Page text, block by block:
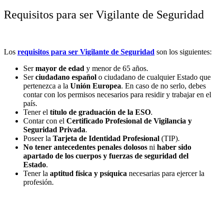
Requisitos para ser Vigilante de Seguridad
Los requisitos para ser Vigilante de Seguridad son los siguientes:
Sermayor de edad y menor de 65 años.
Serciudadano español o ciudadano de cualquier Estado que
pertenezca a la Unión Europea. En caso de no serlo, debes
contar con los permisos necesarios para residir y trabajar en el
país.
Tener el título de graduación de la ESO.
Contar con el Certificado Profesional de Vigilancia y
Seguridad Privada.
Poseer la Tarjeta de Identidad Profesional (TIP).
No tener antecedentes penales dolosos ni haber sido
apartado de los cuerpos y fuerzas de seguridad del
Estado.
Tener la aptitud física y psíquica necesarias para ejercer la
profesión.